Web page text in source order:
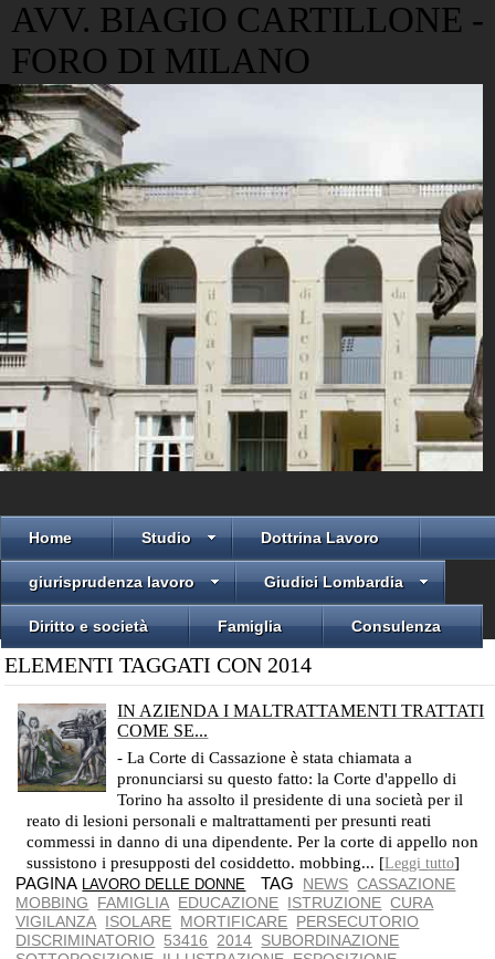
AVV. BIAGIO CARTILLONE -
FORO DI MILANO
Home Studio Dottrina Lavoro
giurisprudenza lavoro Giudici Lombardia
Diritto e società Famiglia Consulenza
ELEMENTI TAGGATI CON 2014
IN AZIENDA I MALTRATTAMENTI TRATTATI
COME SE...
- La Corte di Cassazione è stata chiamata a
pronunciarsi su questo fatto: la Corte d'appello di
Torino ha assolto il presidente di una società per il
reato di lesioni personali e maltrattamenti per presunti reati
commessi in danno di una dipendente. Per la corte di appello non
sussistono i presupposti del cosiddetto. mobbing... [Leggi tutto]
PAGINA LAVORO DELLE DONNE TAG NEWS CASSAZIONE
MOBBING
FAMIGLIA EDUCAZIONE ISTRUZIONE CURA
VIGILANZA ISOLARE MORTIFICARE PERSECUTORIO
DISCRIMINATORIO
53416 2014 SUBORDINAZIONE